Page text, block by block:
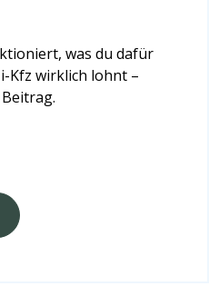
was du dafür
Kfz wirklich lohnt –